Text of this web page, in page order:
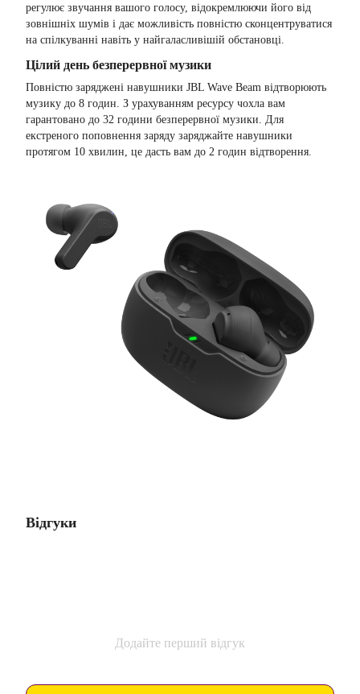
регулює звучання вашого голосу, відокремлюючи його від
зовнішніх шумів і дає можливість повністю сконцентруватися
на спілкуванні навіть у найгаласливішій обстановці.
Цілий день безперервної музики
Повністю заряджені навушники JBL Wave Beam відтворюють
музику до 8 годин. З урахуванням ресурсу чохла вам
гарантовано до 32 години безперервної музики. Для
екстреного поповнення заряду заряджайте навушники
протягом 10 хвилин, це дасть вам до 2 годин відтворення.
Відгуки
Додайте перший відгук